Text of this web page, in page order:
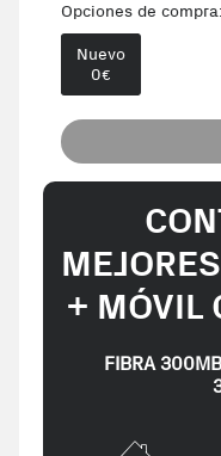
Opciones de compra:
Nuevo
0€
+ MÓVIL
FIBRA